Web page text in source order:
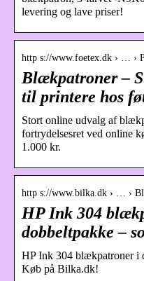
levering og lave priser!
http s://www.foetex.dk › … ›
Blækpatroner –
til printere hos
Stort online udvalg af
fortrydelsesret ved online
1.000 kr.
http s://www.bilka.dk › … ›
HP Ink 304
dobbeltpakke –
HP Ink 304 blækpatroner i
Køb på Bilka.dk!